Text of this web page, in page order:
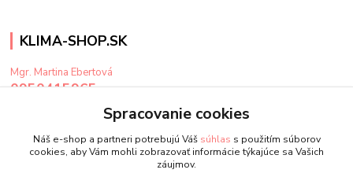
KLIMA-SHOP.SK
Mgr. Martina Ebertová
0950415965
klima@klima-shop.sk
Spracovanie cookies
Náš e-shop a partneri potrebujú Váš súhlas s použitím súborov
cookies, aby Vám mohli zobrazovať informácie týkajúce sa Vašich
záujmov.